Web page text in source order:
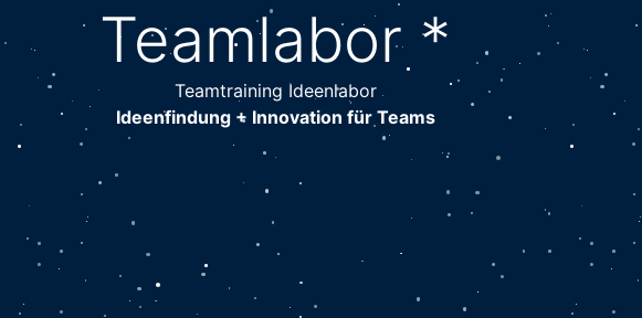
Teamlabor *
Teamtraining Ideenlabor
Ideenfindung + Innovation für Teams